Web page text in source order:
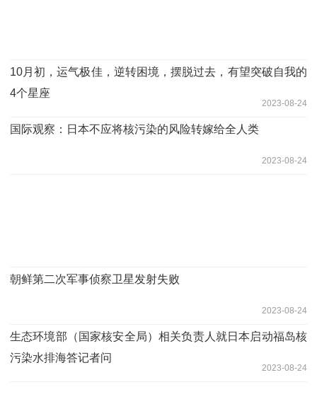
10月初，运气极佳，逆转困境，摆脱过去，有望突破自我的
4个星座
2023-08-24
国际观察：日本不应将核污染的风险转嫁给全人类
2023-08-24
朝鲜第二次军事侦察卫星发射失败
2023-08-24
生态环境部（国家核安全局）相关负责人就日本启动福岛核
污染水排海答记者问
2023-08-24